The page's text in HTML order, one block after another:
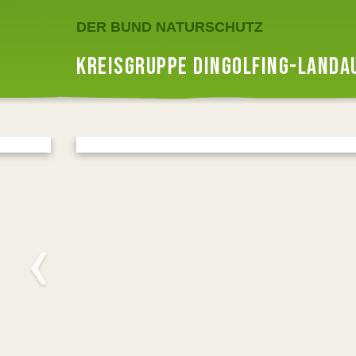
DER BUND NATURSCHUTZ
KREISGRUPPE DINGOLFING-